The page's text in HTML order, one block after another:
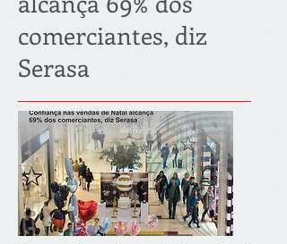
comerciantes, diz
Serasa